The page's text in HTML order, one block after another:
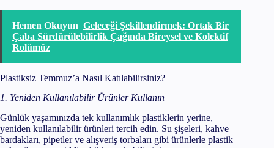
Hemen Okuyun Geleceği Şekillendirmek: Ortak Bir
Çaba Sürdürülebilirlik Çağında Bireysel ve Kolektif
Rolümüz
Plastiksiz Temmuz’a Nasıl Katılabilirsiniz?
1. Yeniden Kullanılabilir Ürünler Kullanın
Günlük yaşamınızda tek kullanımlık plastiklerin yerine,
yeniden kullanılabilir ürünleri tercih edin. Su şişeleri, kahve
bardakları, pipetler ve alışveriş torbaları gibi ürünlerle plastik